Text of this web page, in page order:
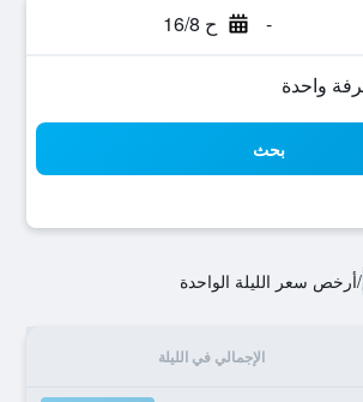
- ح 16/8
بحث
/أرخص سعر الليلة الواحدة
الإجمالي في الليلة